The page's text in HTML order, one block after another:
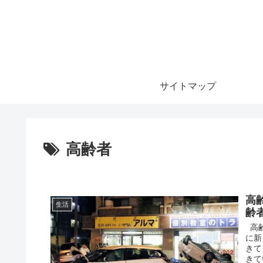
サイトマップ
高齢者
生活
高
齢
高
に
き
き